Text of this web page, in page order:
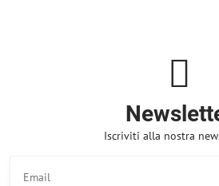
Iscriviti alla nostra